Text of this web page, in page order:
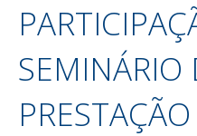
SEMINÁRIO